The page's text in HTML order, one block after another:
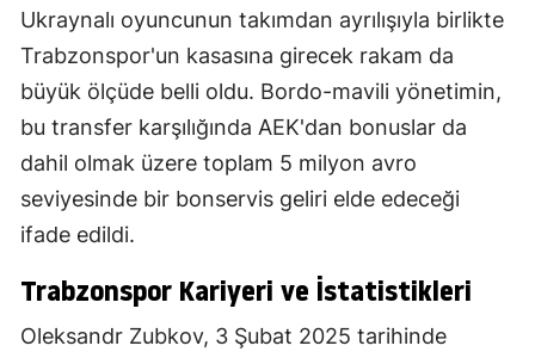
Ukraynalı oyuncunun takımdan ayrılışıyla birlikte
Trabzonspor'un kasasına girecek rakam da
büyük ölçüde belli oldu. Bordo-mavili yönetimin,
bu transfer karşılığında AEK'dan bonuslar da
dahil olmak üzere toplam 5 milyon avro
seviyesinde bir bonservis geliri elde edeceği
ifade edildi.
Trabzonspor Kariyeri ve İstatistikleri
Oleksandr Zubkov, 3 Şubat 2025 tarihinde